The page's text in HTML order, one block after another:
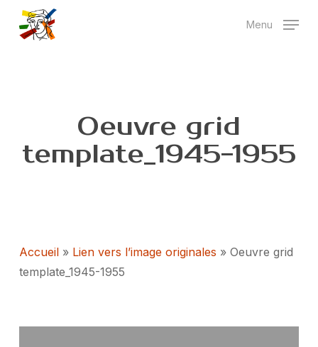
Skip
Menu
Oeuvre grid
template_1945-1955
Accueil» Lien vers l’image originales » Oeuvre grid
template_1945-1955